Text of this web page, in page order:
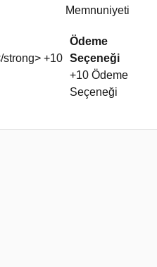
Memnuniyeti
Ödeme
Seçeneği
+10 Ödeme
Seçeneği